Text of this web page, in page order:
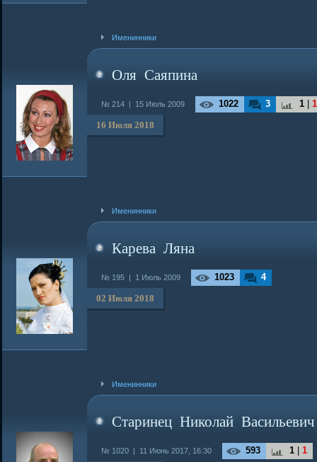
Именинники
Оля Саяпина
№ 214 | 15 Июль 2009 1022 3 1
1
16 Июля 2018
Именинники
Карева Ляна
№ 195 | 1 Июль 2009 1023
4
02 Июля 2018
Именинники
Старинец Николай Васильевич
№ 1020 | 11 Июнь 2017, 16:30 593 1
1